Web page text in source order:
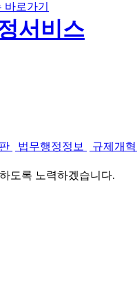
로가기
법무행정정보 규제개혁
도록 노력하겠습니다.